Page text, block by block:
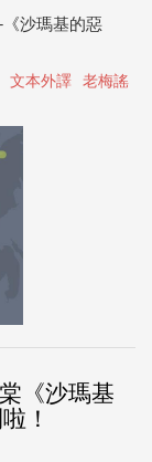
沙瑪基的惡
文本外譯
老梅謠
《沙瑪基
！